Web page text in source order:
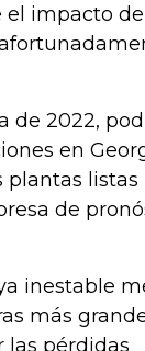
el impacto
de 2022,
en
listas
de
inestable
más
las pérdidas